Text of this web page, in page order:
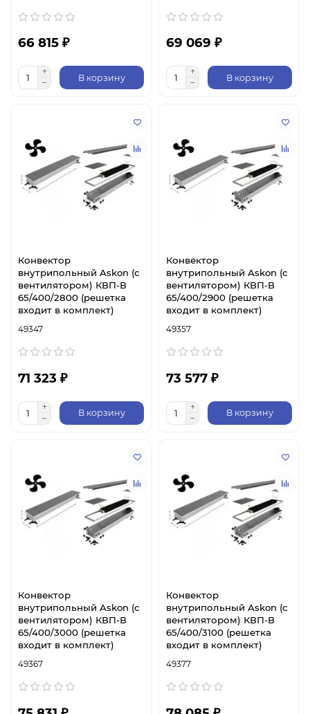
66 815 ₽
В корзину
69 069 ₽
В корзину
Конвектор
внутрипольный Askon (с
вентилятором) КВП-В
65/400/2800 (решетка
входит в комплект)
49347
71 323 ₽
В корзину
Конвектор
внутрипольный Askon (с
вентилятором) КВП-В
65/400/2900 (решетка
входит в комплект)
49357
73 577 ₽
В корзину
Конвектор
внутрипольный Askon (с
вентилятором) КВП-В
65/400/3000 (решетка
входит в комплект)
49367
Конвектор
внутрипольный Askon (с
вентилятором) КВП-В
65/400/3100 (решетка
входит в комплект)
49377